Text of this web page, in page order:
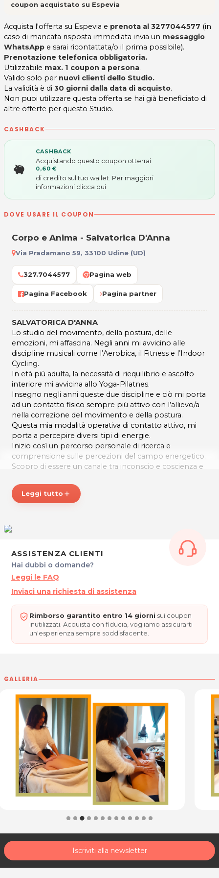
coupon acquistato su Espevia
Acquista l'offerta su Espevia e prenota al 3277044577 (in
caso di mancata risposta immediata invia un messaggio
WhatsApp e sarai ricontattata/o il prima possibile).
Prenotazione telefonica obbligatoria.
Utilizzabile max. 1 coupon a persona.
Valido solo per nuovi clienti dello Studio.
La validità è di 30 giorni dalla data di acquisto.
Non puoi utilizzare questa offerta se hai già beneficiato di
altre offerte per questo Studio.
CASHBACK
CASHBACK
Acquistando questo coupon otterrai
0,60 €
di credito sul tuo wallet. Per maggiori
informazioni clicca qui
DOVE USARE IL COUPON
Corpo e Anima - Salvatorica D'Anna
Via Pradamano 59, 33100 Udine (UD)
327.7044577 Pagina web
Pagina Facebook Pagina partner
SALVATORICA D'ANNA
Lo studio del movimento, della postura, delle
emozioni, mi affascina. Negli anni mi avvicino alle
discipline musicali come l’Aerobica, il Fitness e l’Indoor
Cycling.
In età più adulta, la necessità di riequilibrio e ascolto
interiore mi avvicina allo Yoga-Pilatnes.
Insegno negli anni queste due discipline e ciò mi porta
ad un contatto fisico sempre più attivo con l’allievo/a
nella correzione del movimento e della postura.
Questa mia modalità operativa di contatto attivo, mi
porta a percepire diversi tipi di energie.
Inizio così un percorso personale di ricerca e
comprensione sulle percezioni del campo energetico.
Scopro di essere un canale tra inconscio e coscienza e
mirate e la lettura del Registro personale.
?Terapie Individuali e di gruppo
Corpo Specchio di Martin Brofman
Croteau
Reiki e Tetahealing
Lettura dei Registri Akascici
Attivazione del Sacro Femminile
Risveglio dei Talenti Spirituali
Connessione Angelica
La medicina olistica è la scienza millenaria che si
occupa dell’ equilibrio
tra mente, corpo e anima.
Manifestazioni fisiche di dolore, tensione, confusione,
influiscono sul piano energetico vitale.
Come ti posso aiutare
Il mio percorso terapeutico inizia dall’ascolto della tua
speranza.
Leggi tutto add
ASSISTENZA CLIENTI
Hai dubbi o domande?
Leggi le FAQ
Inviaci una richiesta di assistenza
Rimborso garantito entro 14 giorni sui coupon
inutilizzati. Acquista con fiducia, vogliamo assicurarti
un'esperienza sempre soddisfacente.
GALLERIA
Iscriviti alla newsletter